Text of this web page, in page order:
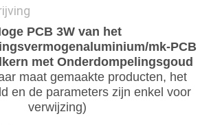
PCB 3W van het
mk-PCB
met Onderdompelingsgoud
maat gemaakte producten, het
en de parameters zijn enkel voor
verwijzing)